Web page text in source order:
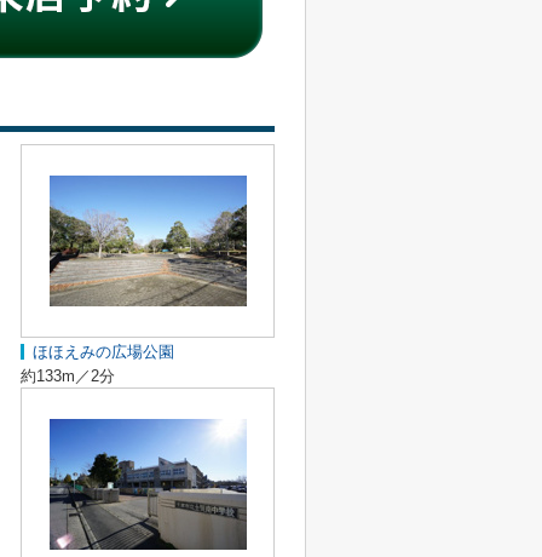
ほほえみの広場公園
約133m／2分